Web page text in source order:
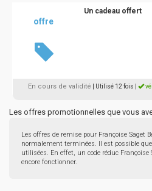
offre
Un cadeau offert
En cours de validité | Utilisé 12 fois
Les offres promotionnelles que vous
Les offres de remise pour Françoise Saget
normalement terminées. Il est possible
utilisées. En effet, un code réduc Françoise
encore fonctionner.